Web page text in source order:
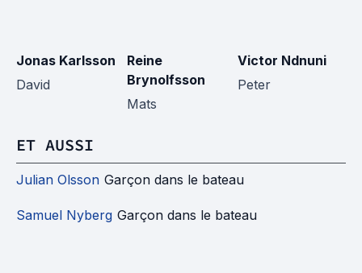
Jonas Karlsson
David
Reine
Brynolfsson
Mats
Victor Ndnuni
Peter
ET AUSSI
Julian Olsson Garçon dans le bateau
Samuel Nyberg Garçon dans le bateau